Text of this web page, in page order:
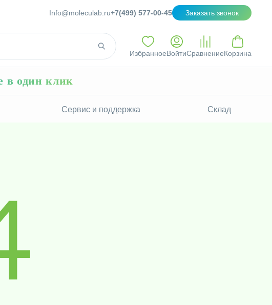
Info@moleculab.ru+7(499) 577-00-45 Заказать звонок
ИзбранноеВойтиСравнениеКорзина
в один клик
Сервис и поддержка Склад